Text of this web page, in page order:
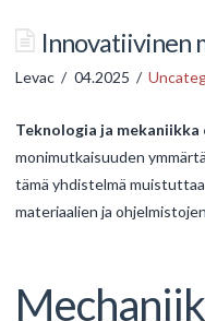
Innovatiivinen
Levac 04.2025
Teknologia ja
monimutkaisuuden
tämä yhdistelmä
materiaalien ja